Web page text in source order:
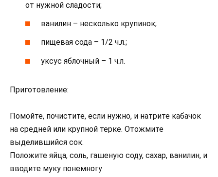
от нужной сладости;
ванилин – несколько крупинок;
пищевая сода – 1/2 ч.л.;
уксус яблочный – 1 ч.л.
Приготовление:
Помойте, почистите, если нужно, и натрите кабачок
на средней или крупной терке. Отожмите
выделившийся сок.
Положите яйца, соль, гашеную соду, сахар, ванилин, и
вводите муку понемногу